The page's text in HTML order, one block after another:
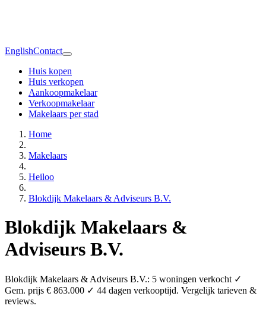
EnglishContact
Huis kopen
Huis verkopen
Aankoopmakelaar
Verkoopmakelaar
Makelaars per stad
Home
Makelaars
Heiloo
Blokdijk Makelaars & Adviseurs B.V.
Blokdijk Makelaars &
Adviseurs B.V.
Blokdijk Makelaars & Adviseurs B.V.: 5 woningen verkocht ✓
Gem. prijs € 863.000 ✓ 44 dagen verkooptijd. Vergelijk tarieven &
reviews.